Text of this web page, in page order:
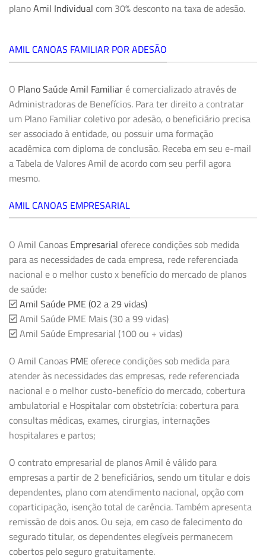
planoAmil Individual com 30% desconto na taxa de adesão.
AMIL CANOAS FAMILIAR POR ADESÃO
O Plano Saúde Amil Familiaré comercializado através de
Administradoras de Benefícios. Para ter direito a contratar
um Plano Familiar coletivo por adesão, o beneficiário precisa
ser associado à entidade, ou possuir uma formação
acadêmica com diploma de conclusão. Receba em seu e-mail
a Tabela de Valores Amil de acordo com seu perfil agora
mesmo.
AMIL CANOAS EMPRESARIAL
O Amil Canoas Empresarial oferece condições sob medida
para as necessidades de cada empresa, rede referenciada
nacional e o melhor custo x benefício do mercado de planos
de saúde:
Amil Saúde PME (02 a 29 vidas)
Amil Saúde PME Mais (30 a 99 vidas)
Amil Saúde Empresarial (100 ou + vidas)
O Amil Canoas PME oferece condições sob medida para
atender às necessidades das empresas, rede referenciada
nacional e o melhor custo-benefício do mercado, cobertura
ambulatorial e Hospitalar com obstetrícia: cobertura para
consultas médicas, exames, cirurgias, internações
hospitalares e partos;
O contrato empresarial de planos Amil é válido para
empresas a partir de 2 beneficiários, sendo um titular e dois
dependentes, plano com atendimento nacional, opção com
coparticipação, isenção total de carência. Também apresenta
remissão de dois anos. Ou seja, em caso de falecimento do
segurado titular, os dependentes elegíveis permanecem
cobertos pelo seguro gratuitamente.